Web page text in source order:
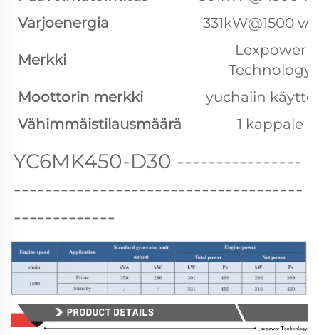
Varjoenergia
331kW@1500 v/
Merkki
Lexpower
Technology
Moottorin merkki
yuchaiin
Vähimmäistilausmäärä
1 kappale
YC6MK450-D30 ----------------
-------------------------------------
-------------